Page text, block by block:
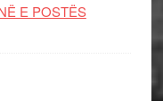
E POSTËS